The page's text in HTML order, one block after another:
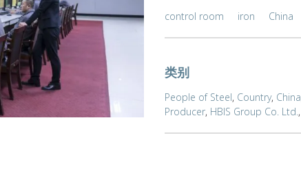
control room iron China
类别
People of Steel, Country, China
Producer, HBIS Group Co. Ltd.,